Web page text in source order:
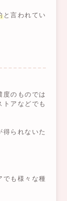
と言われてい
度のものでは
アなどでも
得られないた
でも様々な種